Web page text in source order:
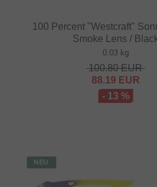
100 Percent "Westcraft"
Smoke Lens /
0.03 kg
100.80EUR
88.19 EUR
- 13 %
NEU